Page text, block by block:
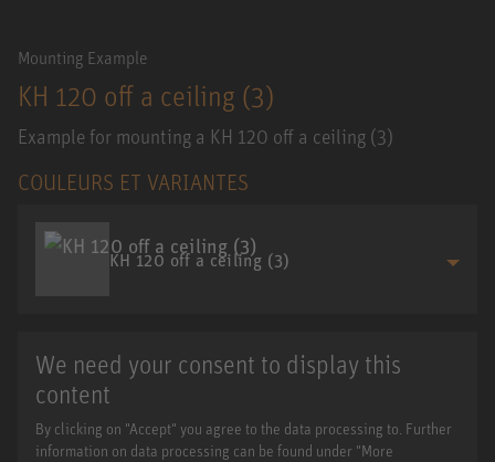
Mounting Example
KH 120 off a ceiling (3)
Example for mounting a KH 120 off a ceiling (3)
COULEURS ET VARIANTES
KH 120 off a ceiling (3)
We need your consent to display this
content
By clicking on "Accept" you agree to the data processing to. Further
information on data processing can be found under "More